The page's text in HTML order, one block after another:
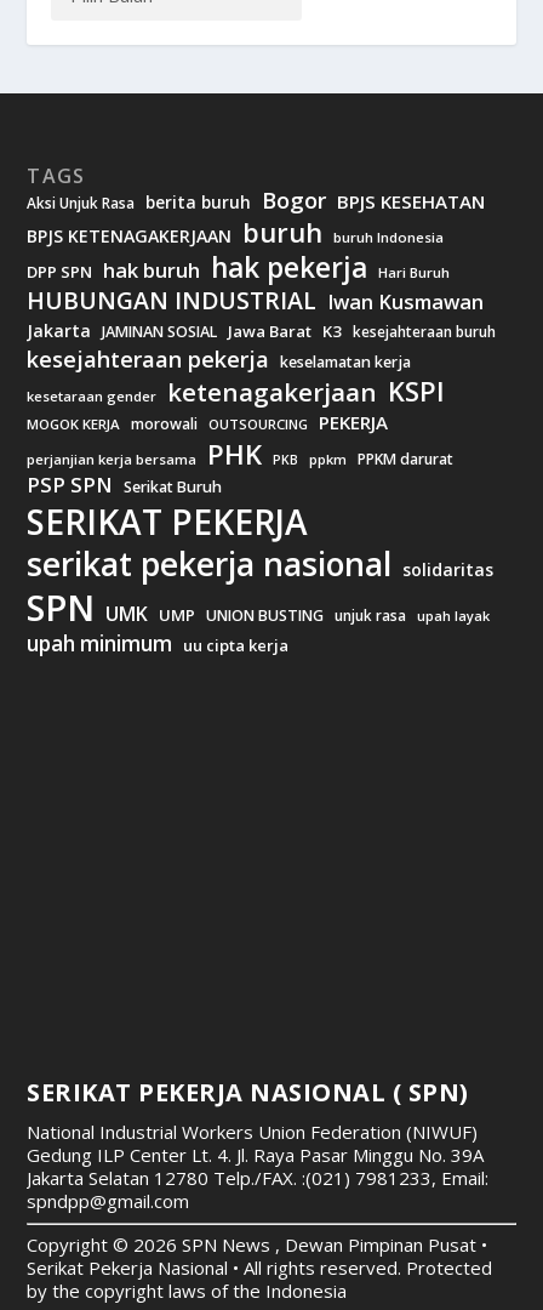
TAGS
Aksi Unjuk Rasa berita buruh Bogor BPJS KESEHATAN
BPJS KETENAGAKERJAAN buruh buruh Indonesia
DPP SPN hak buruh hak pekerja Hari Buruh
HUBUNGAN INDUSTRIAL Iwan Kusmawan
Jakarta JAMINAN SOSIAL Jawa Barat K3 kesejahteraan buruh
kesejahteraan pekerja keselamatan kerja
kesetaraan gender ketenagakerjaan KSPI
MOGOK KERJA morowali OUTSOURCING PEKERJA
perjanjian kerja bersama PHK PKB ppkm PPKM darurat
PSP SPN Serikat Buruh
SERIKAT PEKERJA
serikat pekerja nasional solidaritas
SPN UMK UMP UNION BUSTING unjuk rasa upah layak
upah minimum uu cipta kerja
SERIKAT PEKERJA NASIONAL ( SPN)
National Industrial Workers Union Federation (NIWUF)
Gedung ILP Center Lt. 4. Jl. Raya Pasar Minggu No. 39A
Jakarta Selatan 12780 Telp./FAX. :(021) 7981233, Email:
spndpp@gmail.com
Copyright © 2026 SPN News , Dewan Pimpinan Pusat •
Serikat Pekerja Nasional • All rights reserved. Protected
by the copyright laws of the Indonesia